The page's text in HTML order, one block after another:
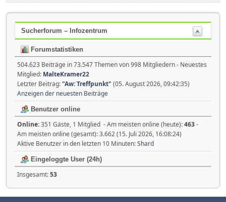
Sucherforum – Infozentrum
Forumstatistiken
504.623 Beiträge in 73.547 Themen von 998 Mitgliedern - Neuestes
Mitglied: MalteKramer22
Letzter Beitrag:"Aw: Treffpunkt" (05. August 2026, 09:42:35)
Anzeigen der neuesten Beiträge
Benutzer online
Online:351 Gäste, 1 Mitglied - Am meisten online (heute):463-
Am meisten online (gesamt): 3.662 (15. Juli 2026, 16:08:24)
Aktive Benutzer in den letzten 10 Minuten:Shard
Eingeloggte User (24h)
Insgesamt:53